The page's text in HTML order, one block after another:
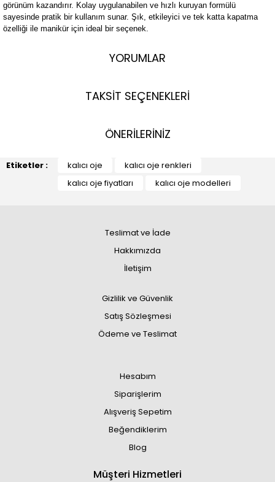
görünüm kazandırır. Kolay uygulanabilen ve hızlı kuruyan formülü
sayesinde pratik bir kullanım sunar. Şık, etkileyici ve tek katta kapatma
özelliği ile manikür için ideal bir seçenek.
YORUMLAR
TAKSİT SEÇENEKLERİ
ÖNERİLERİNİZ
Etiketler : kalıcı oje
kalıcı oje renkleri
kalıcı oje fiyatları
kalıcı oje modelleri
Teslimat ve İade
Hakkımızda
İletişim
Gizlilik ve Güvenlik
Satış Sözleşmesi
Ödeme ve Teslimat
Hesabım
Siparişlerim
Alışveriş Sepetim
Beğendiklerim
Blog
Müşteri Hizmetleri